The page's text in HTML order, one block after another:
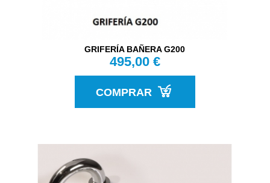
GRIFERÍA BAÑERA G200
495,00 €
COMPRAR